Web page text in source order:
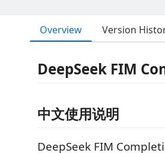
Overview Version
DeepSeek FIM
中文使用说明
DeepSeek FIM